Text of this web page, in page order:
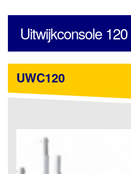
Uitwijkconsole
UWC120